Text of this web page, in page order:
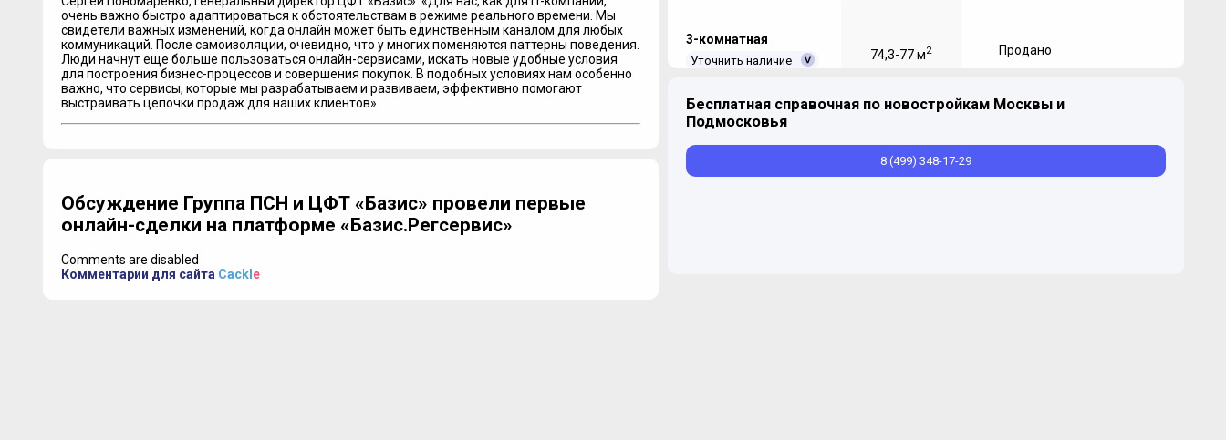
очень важно быстро адаптироваться к обстоятельствам в режиме реального времени. Мы
свидетели важных изменений, когда онлайн может быть единственным каналом для любых
коммуникаций. После самоизоляции, очевидно, что у многих поменяются паттерны поведения.
Люди начнут еще больше пользоваться онлайн-сервисами, искать новые удобные условия
для построения бизнес-процессов и совершения покупок. В подобных условиях нам особенно
важно, что сервисы, которые мы разрабатываем и развиваем, эффективно помогают
выстраивать цепочки продаж для наших клиентов».
Обсуждение Группа ПСН и ЦФТ «Базис» провели первые
онлайн-сделки на платформе «Базис.Регсервис»
Comments are disabled
Комментарии для сайта Cackl e
3-комнатная
Уточнить наличие 74,3-77 м2 Продано
4-комнатная
106,8-121,1 м 2
Бесплатная справочная по новостройкам Москвы и
Подмосковья
8 (499) 348-17-29